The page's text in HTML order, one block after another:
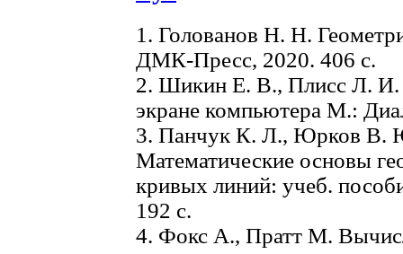
1. Голованов Н. Н.
ДМК-Пресс, 2020. 406 с.
2. Шикин Е. В., Плисс Л. И.
экране компьютера М.:
3. Панчук К. Л., Юрков В.
Математические основы
кривых линий: учеб.
192 с.
4. Фокс А., Пратт М.